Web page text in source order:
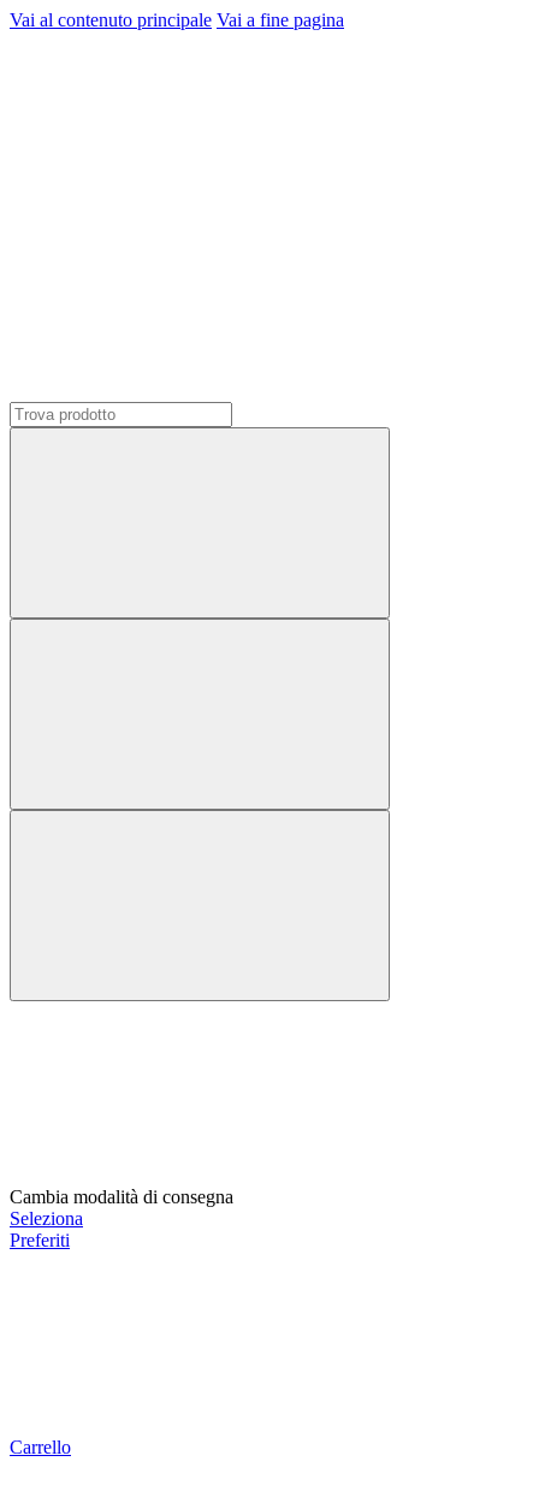
Vai al contenuto principale Vai a fine pagina
Cambia modalità di consegna
Seleziona
Preferiti
Carrello